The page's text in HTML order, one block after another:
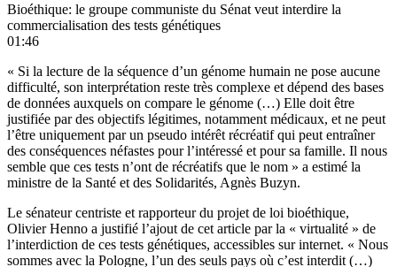
Bioéthique: le groupe communiste du Sénat veut interdire la
commercialisation des tests génétiques
01:46
« Si la lecture de la séquence d’un génome humain ne pose aucune
difficulté, son interprétation reste très complexe et dépend des bases
de données auxquels on compare le génome (…) Elle doit être
justifiée par des objectifs légitimes, notamment médicaux, et ne peut
l’être uniquement par un pseudo intérêt récréatif qui peut entraîner
des conséquences néfastes pour l’intéressé et pour sa famille. Il nous
semble que ces tests n’ont de récréatifs que le nom » a estimé la
ministre de la Santé et des Solidarités, Agnès Buzyn.
Le sénateur centriste et rapporteur du projet de loi bioéthique,
Olivier Henno a justifié l’ajout de cet article par la « virtualité » de
l’interdiction de ces tests génétiques, accessibles sur internet. « Nous
sommes avec la Pologne, l’un des seuls pays où c’est interdit (…)